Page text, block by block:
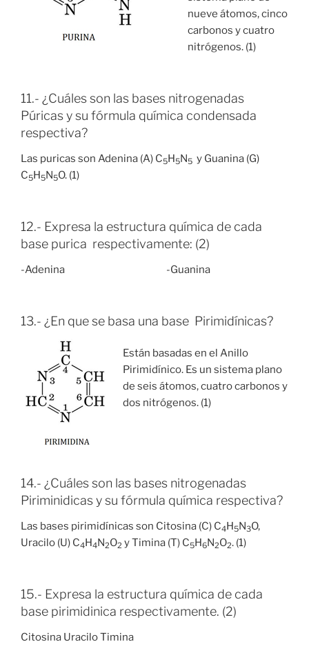
nueve átomos, cinco
carbonos y cuatro
nitrógenos. (1)
11.- ¿Cuáles son las bases nitrogenadas
Púricas y su fórmula química condensada
respectiva?
Las puricas son Adenina (A) C5H5N5 y Guanina (G)
C5H5N5O. (1)
12.- Expresa la estructura química de cada
base purica respectivamente: (2)
-Adenina -Guanina
13.- ¿En que se basa una base Pirimidínicas?
Están basadas en el Anillo
Pirimidínico. Es un sistema plano
de seis átomos, cuatro carbonos y
dos nitrógenos. (1)
14.- ¿Cuáles son las bases nitrogenadas
Piriminidicas y su fórmula química respectiva?
Las bases pirimidínicas son Citosina (C) C4H5N3O,
Uracilo (U) C4H4N2O2 y Timina (T) C5H6N2O2. (1)
15.- Expresa la estructura química de cada
base pirimidinica respectivamente. (2)
Citosina Uracilo Timina